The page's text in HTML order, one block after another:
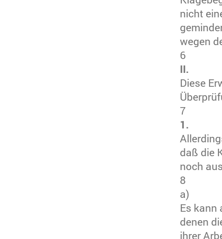
nicht
wegen
6
II.
Diese
7
1.
daß die
noch
8
a)
Es kann
denen
ihrer